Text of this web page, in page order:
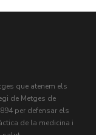
que atenem els
de Metges de
per defensar els
de la medicina i